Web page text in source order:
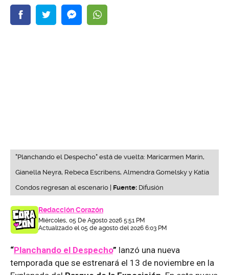
"Planchando el Despecho" está de vuelta: Maricarmen Marín,
Gianella Neyra, Rebeca Escribens, Almendra Gomelsky y Katia
Condos regresan al escenario | Fuente: Difusión
Redacción Corazón
Miércoles, 05 De Agosto 2026 5:51 PM
Actualizado el 05 de agosto del 2026 6:03 PM
“Planchando el Despecho” lanzó una nueva
temporada que se estrenará el 13 de noviembre en la